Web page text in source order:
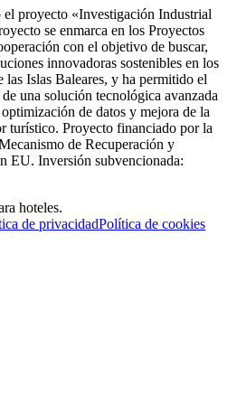
proyecto «Investigación Industrial
se enmarca en los Proyectos
con el objetivo de buscar,
innovadoras sostenibles en los
las Islas Baleares, y ha permitido el
una solución tecnológica avanzada
de datos y mejora de la
turístico. Proyecto financiado por la
de Recuperación y
EU. Inversión subvencionada:
hoteles.
de privacidadPolítica de cookies